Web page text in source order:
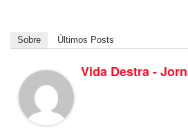
Sobre Últimos Posts
Vida Destra -